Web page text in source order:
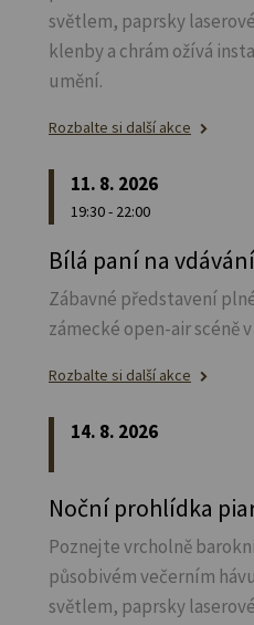
světlem, paprsky
klenby a chrám ožívá
umění.
Rozbalte si další akce
11. 8. 2026
19:30 - 22:00
Bílá paní na vdávání
Zábavné představení
zámecké open-air scéně
Rozbalte si další akce
14. 8. 2026
Noční prohlídka
Poznejte vrcholně
působivém večerním
světlem, paprsky